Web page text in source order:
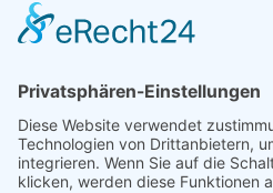
HEIMISCHE REPTILIEN KENNEN,